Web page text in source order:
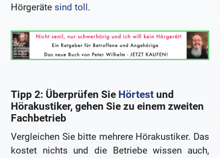
Hörgeräte sind toll.
Tipp 2: Überprüfen Sie Hörtest und
Hörakustiker, gehen Sie zu einem zweiten
Fachbetrieb
Vergleichen Sie bitte mehrere Hörakustiker. Das
kostet nichts und die Betriebe wissen auch,